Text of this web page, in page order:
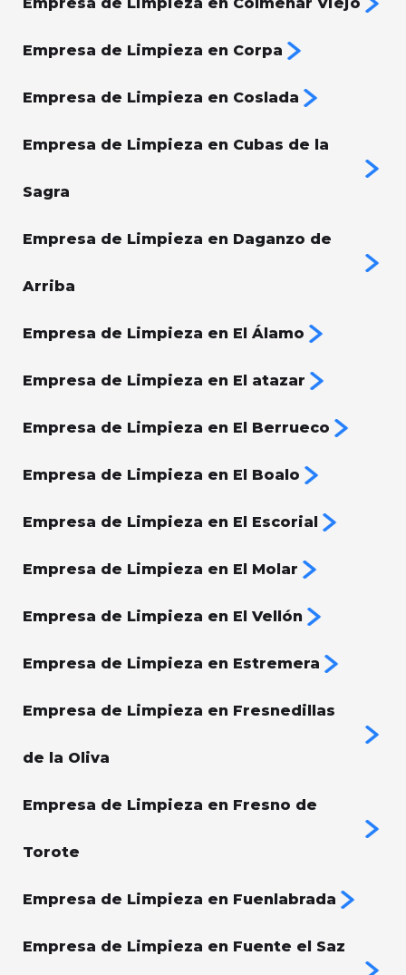
Empresa de Limpieza en Colmenar Viejo
Empresa de Limpieza en Corpa
Empresa de Limpieza en Coslada
Empresa de Limpieza en Cubas de la
Sagra
Empresa de Limpieza en Daganzo de
Arriba
Empresa de Limpieza en El Álamo
Empresa de Limpieza en El atazar
Empresa de Limpieza en El Berrueco
Empresa de Limpieza en El Boalo
Empresa de Limpieza en El Escorial
Empresa de Limpieza en El Molar
Empresa de Limpieza en El Vellón
Empresa de Limpieza en Estremera
Empresa de Limpieza en Fresnedillas
de la Oliva
Empresa de Limpieza en Fresno de
Torote
Empresa de Limpieza en Fuenlabrada
Empresa de Limpieza en Fuente el Saz